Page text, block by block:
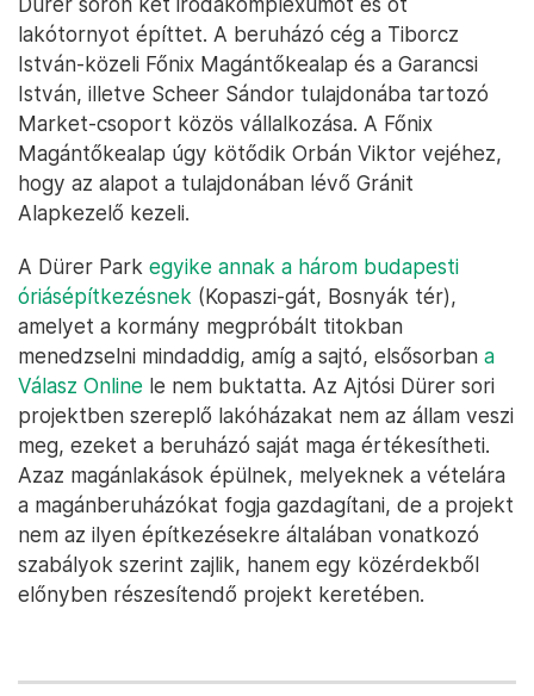
lakótornyot építtet. A beruházó cég a Tiborcz
István-közeli Főnix Magántőkealap és a Garancsi
István, illetve Scheer Sándor tulajdonába tartozó
Market-csoport közös vállalkozása. A Főnix
Magántőkealap úgy kötődik Orbán Viktor vejéhez,
hogy az alapot a tulajdonában lévő Gránit
Alapkezelő kezeli.
A Dürer Park egyike annak a három budapesti
óriásépítkezésnek (Kopaszi-gát, Bosnyák tér),
amelyet a kormány megpróbált titokban
menedzselni mindaddig, amíg a sajtó, elsősorban a
Válasz Online le nem buktatta. Az Ajtósi Dürer sori
projektben szereplő lakóházakat nem az állam veszi
meg, ezeket a beruházó saját maga értékesítheti.
Azaz magánlakások épülnek, melyeknek a vételára
a magánberuházókat fogja gazdagítani, de a projekt
nem az ilyen építkezésekre általában vonatkozó
szabályok szerint zajlik, hanem egy közérdekből
előnyben részesítendő projekt keretében.